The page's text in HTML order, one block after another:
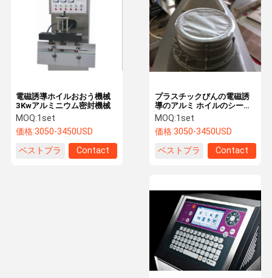
プラスチックびんの電磁誘
導のアルミ ホイルのシーリ
ング機械55mm 6.3V
MOQ:1set
価格:3050-3450USD
ベストプラ
Contact
電磁誘導ホイルおおう機械
3Kwアルミニウム密封機械
MOQ:1set
価格:3050-3450USD
ベストプラ
Contact